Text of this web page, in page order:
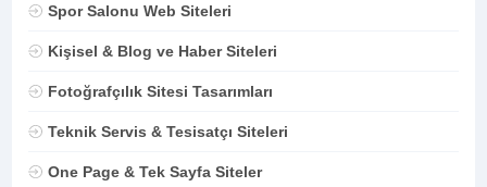
Spor Salonu Web Siteleri
Kişisel & Blog ve Haber Siteleri
Fotoğrafçılık Sitesi Tasarımları
Teknik Servis & Tesisatçı Siteleri
One Page & Tek Sayfa Siteler